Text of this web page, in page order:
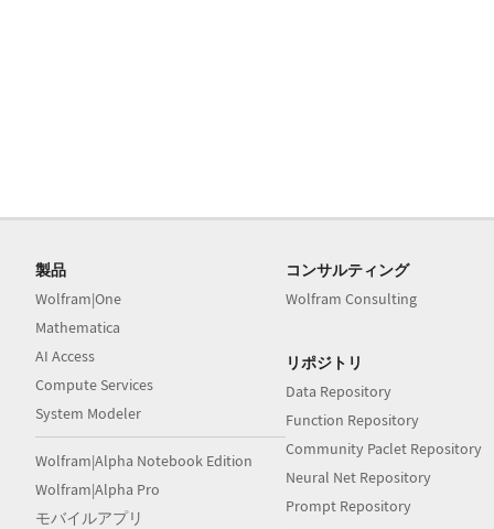
製品
Wolfram|One
Mathematica
AI Access
Compute Services
System Modeler
Wolfram|Alpha Notebook Edition
Wolfram|Alpha Pro
モバイルアプリ
コンサルティング
Wolfram Consulting
リポジトリ
Data Repository
Function Repository
Community Paclet Repository
Neural Net Repository
Prompt Repository